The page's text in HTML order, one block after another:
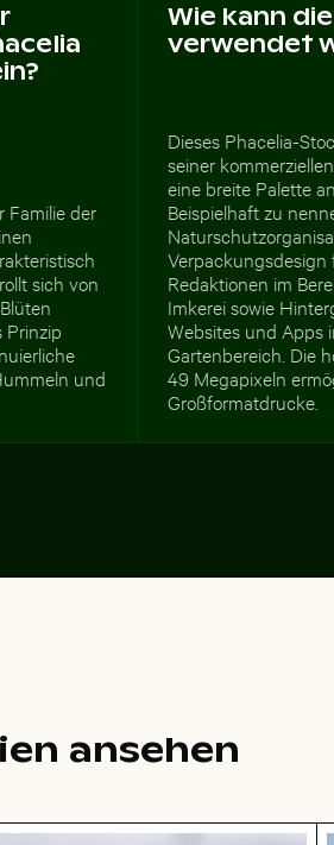
Familie der
sich von
Prinzip
und
Wie kann
verwendet
Dieses Phacelia-
seiner
eine breite Palette
Beispielhaft zu
Verpackungsdesign
Redaktionen im
Imkerei sowie
Websites und Apps
Gartenbereich. Die
49 Megapixeln
Großformatdrucke.
ansehen
Hintergrund
bedecktes Gras in